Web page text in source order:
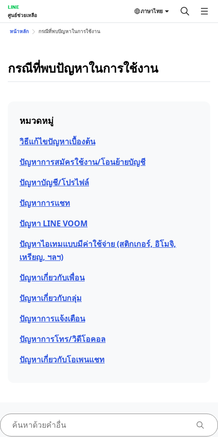
LINE
ศูนย์ช่วยเหลือ
ภาษาไทย
หน้าหลัก กรณีที่พบปัญหาในการใช้งาน
กรณีที่พบปัญหาในการใช้งาน
หมวดหมู่
วิธีแก้ไขปัญหาเบื้องต้น
ปัญหาการสมัครใช้งาน/โอนย้ายบัญชี
ปัญหาบัญชี/โปรไฟล์
ปัญหาการแชท
ปัญหา LINE VOOM
ปัญหาไอเทมแบบมีค่าใช้จ่าย (สติกเกอร์, อิโมจิ,
เหรียญ, ฯลฯ)
ปัญหาเกี่ยวกับเพื่อน
ปัญหาเกี่ยวกับกลุ่ม
ปัญหาการแจ้งเตือน
ปัญหาการโทร/วิดีโอคอล
ปัญหาเกี่ยวกับโอเพนแชท